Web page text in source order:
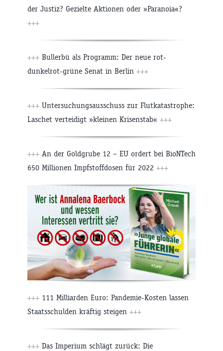
der Justiz? Gezielte Aktionen oder »Paranoia«?
+++
+++ Bullerbü als Programm: Der neue rot-
dunkelrot-grüne Senat in Berlin +++
+++ Untersuchungsausschuss zur Flutkatastrophe:
Laschet verteidigt »kleinen Krisenstab« +++
+++ An der Goldgrube 12 – EU ordert bei BioNTech
650 Millionen Impfstoffdosen für 2022 +++
+++ 111 Milliarden Euro: Pandemie-Kosten lassen
Staatsschulden kräftig steigen +++
+++ Das Imperium schlägt zurück: Die